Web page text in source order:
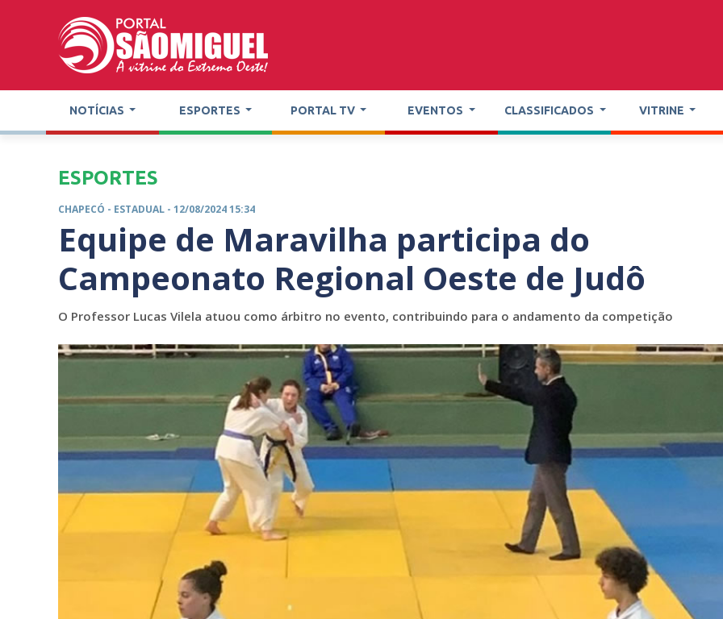
NOTÍCIAS ESPORTES PORTAL TV EVENTOS CLASSIFICADOS VITRINE
ESPORTES
CHAPECÓ - ESTADUAL - 12/08/2024 15:34
Equipe de Maravilha participa do
Campeonato Regional Oeste de Judô
O Professor Lucas Vilela atuou como árbitro no evento, contribuindo para o andamento da competição